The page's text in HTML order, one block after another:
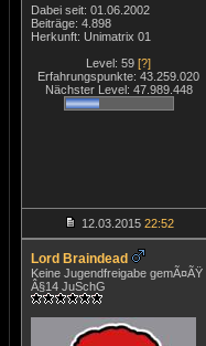
Dabei seit: 01.06.2002
Beiträge: 4.898
Herkunft: Unimatrix 01
Level: 59 [?]
Erfahrungspunkte: 43.259.020
Nächster Level: 47.989.448
12.03.2015 22:52
Lord Braindead
Keine Jugendfreigabe gemÃ¤ÃŸ
Â§14 JuSchG